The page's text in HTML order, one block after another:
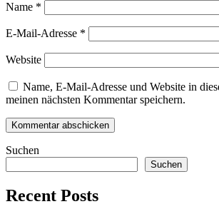
Name *
E-Mail-Adresse *
Website
Name, E-Mail-Adresse und Website in
meinen nächsten Kommentar speichern.
Suchen
Suchen
Recent Posts